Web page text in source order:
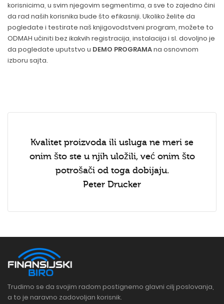
korisnicima, u svim njegovim segmentima, a sve to zajedno čini
da rad naših korisnika bude što efikasniji. Ukoliko želite da
pogledate i testirate naš knjigovodstveni program, možete to
ODMAH učiniti bez ikakvih registracija, instalacija i sl. dovoljno je
da pogledate uputstvo u DEMO PROGRAMAna osnovnom
izboru sajta.
Kvalitet proizvoda ili usluga ne meri se
onim što ste u njih uložili, već onim što
potrošači od toga dobijaju.
Peter Drucker
Trudimo se da svojim radom postignemo glavni cilj poslovanja,
a to je naravno zadovoljan korisnik.